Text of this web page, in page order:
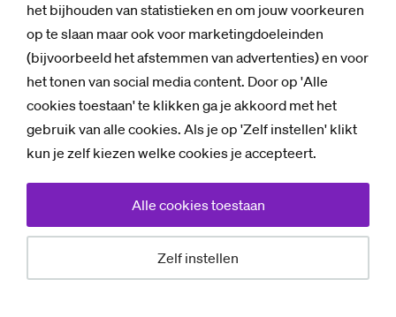
het bijhouden van statistieken en om jouw voorkeuren
op te slaan maar ook voor marketingdoeleinden
(bijvoorbeeld het afstemmen van advertenties) en voor
het tonen van social media content. Door op 'Alle
cookies toestaan' te klikken ga je akkoord met het
gebruik van alle cookies. Als je op 'Zelf instellen' klikt
kun je zelf kiezen welke cookies je accepteert.
Zelf instellen
Alle cookies toestaan